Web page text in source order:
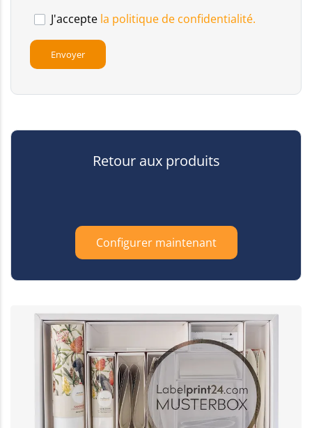
J'accepte la politique de confidentialité.
Retour aux produits
Configurer maintenant